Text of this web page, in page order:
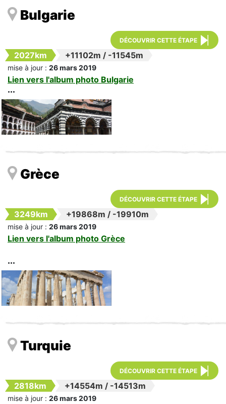
Bulgarie
DÉCOUVRIR CETTE ÉTAPE
2027km +11102m / -11545m
mise à jour : 26 mars 2019
Lien vers l'album photo Bulgarie
Grèce
DÉCOUVRIR CETTE ÉTAPE
3249km +19868m / -19910m
mise à jour : 26 mars 2019
Lien vers l'album photo Grèce
Turquie
DÉCOUVRIR CETTE ÉTAPE
2818km +14554m / -14513m
mise à jour : 26 mars 2019